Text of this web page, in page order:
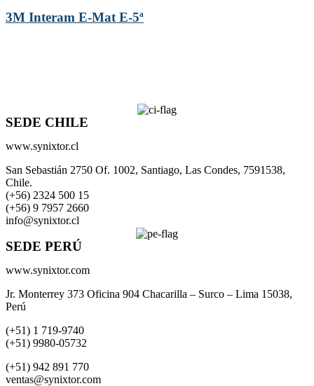
3M Interam E-Mat E-5ª
SEDE CHILE
www.synixtor.cl
San Sebastián 2750 Of. 1002, Santiago, Las Condes, 7591538,
Chile.
(+56) 2324 500 15
(+56) 9 7957 2660
info@synixtor.cl
SEDE PERÚ
www.synixtor.com
Jr. Monterrey 373 Oficina 904 Chacarilla – Surco – Lima 15038,
Perú
(+51) 1 719-9740
(+51) 9980-05732
(+51) 942 891 770
ventas@synixtor.com